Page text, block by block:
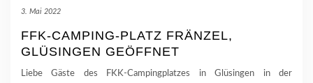
3. Mai 2022
FFK-CAMPING-PLATZ FRÄNZEL,
GLÜSINGEN GEÖFFNET
Liebe Gäste des FKK-Campingplatzes in Glüsingen in der